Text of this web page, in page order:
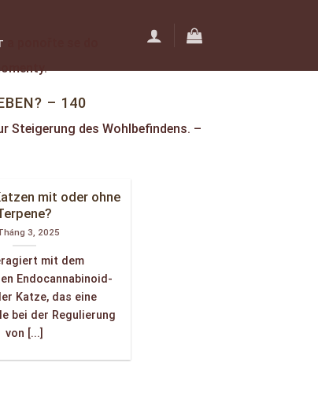
– 140
Steigerung des Wohlbefindens. –
mit oder ohne
3, 2025
mit dem
Endocannabinoid-
Katze, das eine
bei der Regulierung
von [...]